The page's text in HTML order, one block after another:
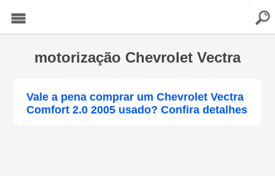
motorização Chevrolet Vectra
Vale a pena comprar um Chevrolet Vectra
Comfort 2.0 2005 usado? Confira detalhes